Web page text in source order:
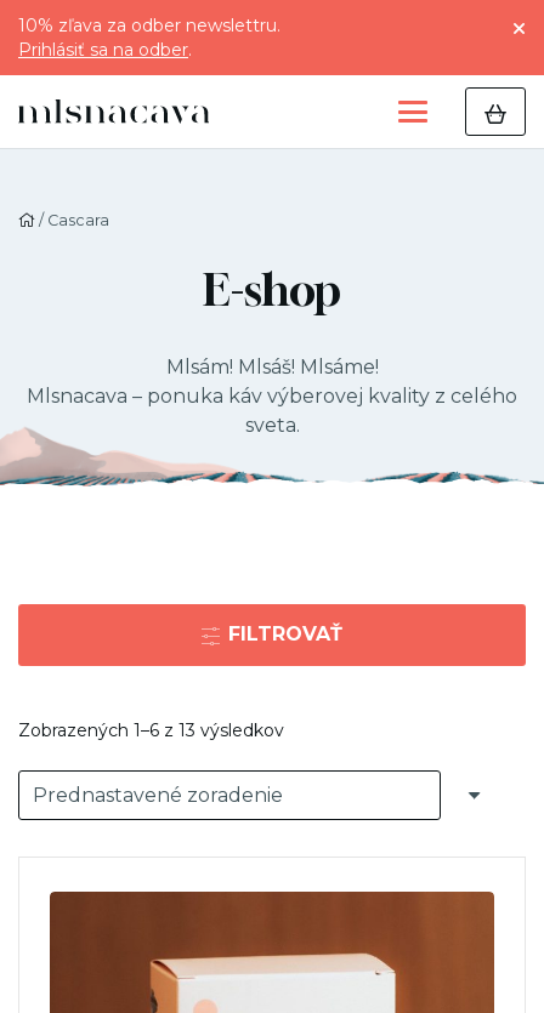
10% zľava za odber newslettru.
Prihlásiť sa na odber.
/ Cascara
E-shop
Mlsám! Mlsáš! Mlsáme!
Mlsnacava – ponuka káv výberovej kvality z celého
sveta.
FILTROVAŤ
Zobrazených 1–6 z 13 výsledkov